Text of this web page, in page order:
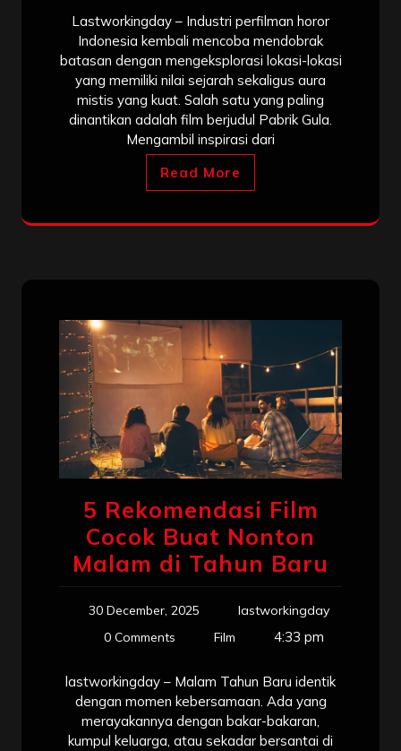
Lastworkingday – Industri perfilman horor
Indonesia kembali mencoba mendobrak
batasan dengan mengeksplorasi lokasi-lokasi
yang memiliki nilai sejarah sekaligus aura
mistis yang kuat. Salah satu yang paling
dinantikan adalah film berjudul Pabrik Gula.
Mengambil inspirasi dari
Read More
5 Rekomendasi Film
Cocok Buat Nonton
Malam di Tahun Baru
30 December, 2025
lastworkingday
0 Comments
Film 4:33 pm
lastworkingday – Malam Tahun Baru identik
dengan momen kebersamaan. Ada yang
merayakannya dengan bakar-bakaran,
kumpul keluarga, atau sekadar bersantai di